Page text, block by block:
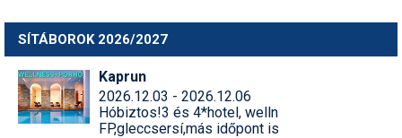
SÍTÁBOROK 2026/2027
Kaprun
2026.12.03 - 2026.12.06
Hóbiztos!3 és 4*hotel, welln
FP,gleccsersí,más időpont is